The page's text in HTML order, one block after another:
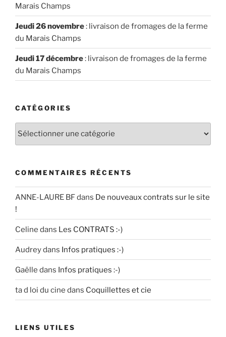
Marais Champs
Jeudi 26 novembre: livraison de fromages de la ferme
du Marais Champs
Jeudi 17 décembre: livraison de fromages de la ferme
du Marais Champs
CATÉGORIES
COMMENTAIRES RÉCENTS
ANNE-LAURE BFdans De nouveaux contrats sur le site
!
Celine dans Les CONTRATS :-)
Audreydans Infos pratiques :-)
Gaëlle dans Infos pratiques :-)
ta d loi du cine dans Coquillettes et cie
LIENS UTILES